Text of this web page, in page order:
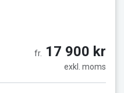
fr. 17 900 kr
exkl. moms